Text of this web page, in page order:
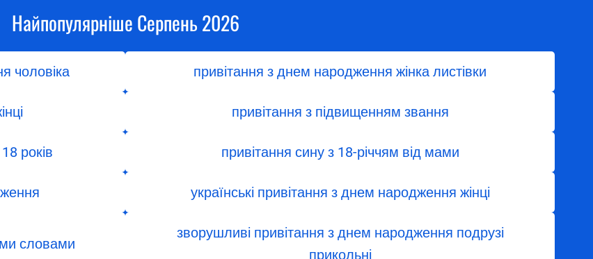
Найпопулярніше Серпень 2026
чоловіка привітання з днем народження жінка листівки
привітання з підвищенням звання
років привітання сину з 18-річчям від мами
українські привітання з днем народження жінці
словами
зворушливі привітання з днем народження подрузі
прикольні